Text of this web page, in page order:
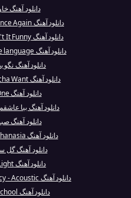
دانلود آهنگ
دانلود آهنگ Dance Again از Selena Gomez
دانلود آهنگ Ain't It Funny از Jennifer Lopez
دانلود آهنگ love language از Ariana Grande
دانلود آهنگ
دانلود آهنگ So Whatcha Want از MC Ren
دانلود آهنگ Day One از Tyga
دانلود آهنگ بیا
دانلود آهنگ
دانلود آهنگ Euthanasia از Post Malone
دانلود آهنگ گل
دانلود آهنگ The Light از Anyma
دانلود آهنگ Mercy - Acoustic از Shawn Mendes
دانلود آهنگ Stay in School از Tyga